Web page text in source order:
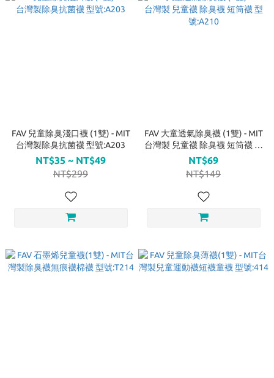
FAV 兒童除臭淺口襪 (1雙) - MIT
台灣製除臭抗菌襪 型號:A203
NT$35 ~ NT$49
NT$299
FAV 大童透氣除臭襪 (1雙) - MIT
台灣製 兒童襪 除臭襪 短筒襪 型
號:A210
NT$69
NT$149